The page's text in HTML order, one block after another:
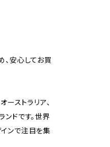
、安心してお買
ーストラリア、
ンドです。世界
ンで注目を集